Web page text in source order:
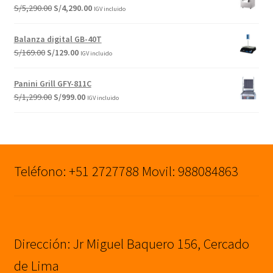
era:
S/9,500.00.
es:
S/5,290.00 El
original
era:
S/4,290.00El
actual
IGV incluido
Balanza digital GB-40T
S/169.00 El
original
era:
S/129.00El
actual
es:
IGV incluido
Panini Grill GFY-811C
S/1,299.00 El
S/999.00ElIGV incluido
Teléfono: +51 2727788 Movil: 988084863
Dirección: Jr Miguel Baquero 156, Cercado
de Lima